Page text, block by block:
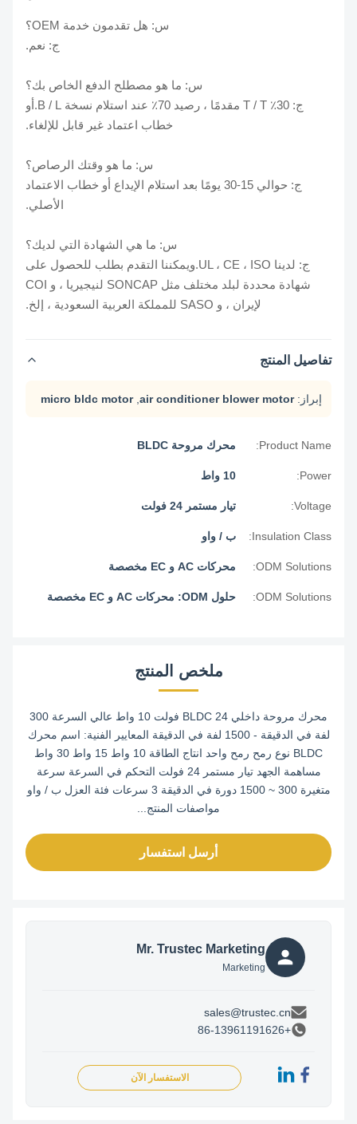
س: هل تقدمون خدمة OEM؟
ج: نعم.
س: ما هو مصطلح الدفع الخاص بك؟
ج: 30٪ T / T مقدمًا ، رصيد 70٪ عند استلام نسخة B / L.أو
خطاب اعتماد غير قابل للإلغاء.
س: ما هو وقتك الرصاص؟
ج: حوالي 15-30 يومًا بعد استلام الإيداع أو خطاب الاعتماد
الأصلي.
س: ما هي الشهادة التي لديك؟
ج: لدينا UL ، CE ، ISO.ويمكننا التقدم بطلب للحصول على
شهادة محددة لبلد مختلف مثل SONCAP لنيجيريا ، و COI
لإيران ، و SASO للمملكة العربية السعودية ، إلخ.
تفاصيل المنتج
air conditioner blower motor
,
micro bldc motor
Product Name: محرك مروحة BLDC
Power:
Voltage: تيار مستمر 24 فولت
Insulation Class: ب / واو
ODM Solutions: محركات AC و EC مخصصة
ODM Solutions: حلول ODM: محركات AC و EC مخصصة
ملخص المنتج
محرك مروحة داخلي BLDC 24 فولت 10 واط عالي السرعة 300
لفة في الدقيقة - 1500 لفة في الدقيقة المعايير الفنية: اسم محرك
BLDC نوع رمح رمح واحد انتاج الطاقة 10 واط 15 واط 30 واط
مساهمة الجهد تيار مستمر 24 فولت التحكم في السرعة سرعة
متغيرة 300 ~ 1500 دورة في الدقيقة 3 سرعات فئة العزل ب / واو
مواصفات المنتج...
أرسل استفسار
Mr. Trustec Marketing
Marketing
sales@trustec.cn
الاستفسار الآن